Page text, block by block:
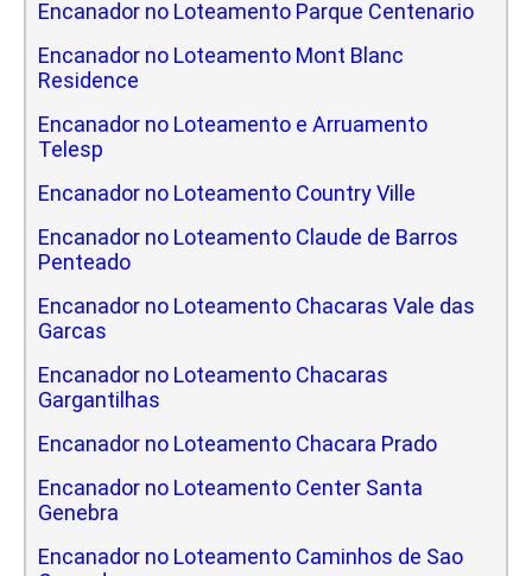
Encanador no Loteamento Parque Centenario
Encanador no Loteamento Mont Blanc
Residence
Encanador no Loteamento e Arruamento
Telesp
Encanador no Loteamento Country Ville
Encanador no Loteamento Claude de Barros
Penteado
Encanador no Loteamento Chacaras Vale das
Garcas
Encanador no Loteamento Chacaras
Gargantilhas
Encanador no Loteamento Chacara Prado
Encanador no Loteamento Center Santa
Genebra
Encanador no Loteamento Caminhos de Sao